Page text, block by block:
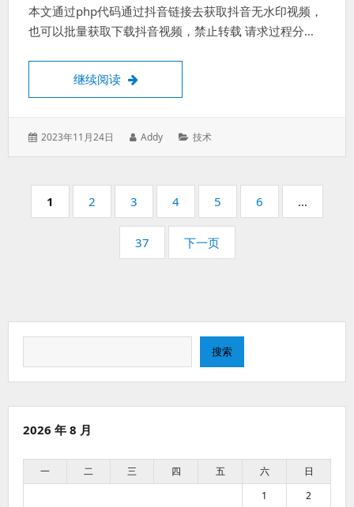
本文通过php代码通过抖音链接去获取抖音无水印视频，
也可以批量获取下载抖音视频，禁止转载 请求过程分…
继续阅读 抖音视频去水印接口分析附代码
发
2023年11月24日
作
Addy
分
技术
页
码：
1
页
码：
2
页
码：
3
页
码：
4
页
码：
5
页
码：
6 …
页
码：
37 下一页
搜索
2026 年 8 月
一 二 三 四 五 六
日
1
2